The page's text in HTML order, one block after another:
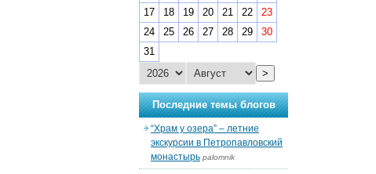
17
18 19 20 21 22
23
24
25 26 27 28 29
30
31
>
Последние темы блогов
“Храм у озера” – летние
экскурсии в Петропавловский
монастырь palomnik